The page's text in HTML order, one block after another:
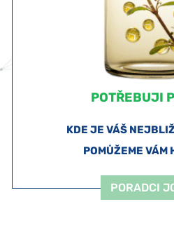
POTŘEBUJI
KDE JE VÁŠ
POMŮŽEME VÁM
PORADCI